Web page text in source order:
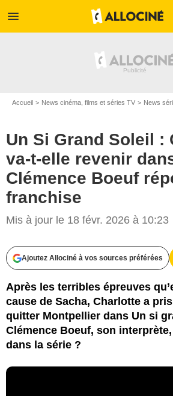
menu
Accueil News cinéma, films et séries TV News
Un Si Grand Soleil :
va-t-elle revenir
Clémence Boeuf
franchise
Mis à jour le 18 févr. 2026 à 10:23
Ajoutez Allociné à vos sources préférées
Après les terribles épreuves
cause de Sacha, Charlotte a
quitter Montpellier dans Un si
Clémence Boeuf, son
dans la série ?